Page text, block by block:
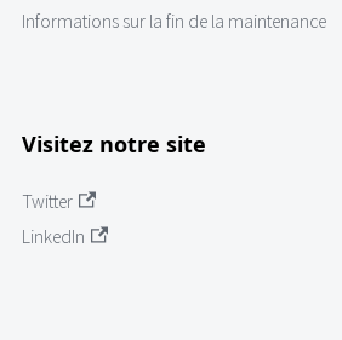
Informations sur la fin de la maintenance
Visitez notre site
Twitter
LinkedIn